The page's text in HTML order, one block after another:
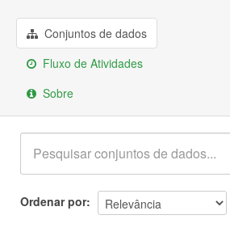
SobreConjuntos de dados
Fluxo de Atividades
Sobre
Ordenar por